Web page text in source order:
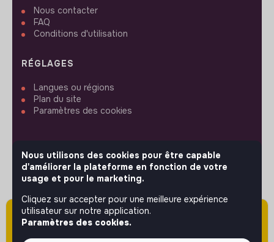
Attention cette annonce a été publiée il y a
plus de 60 jours (le 21/04/2026) et est sans
Nous contacter
FAQ
Conditions d'utilisation
RÉGLAGES
Langues ou régions
Plan du site
Paramètres des cookies
SUIVEZ-NOUS
© 2026 jobs that makesense.
Nous utilisons des cookies pour être capable
d'améliorer la plateforme en fonction de votre
usage et pour le marketing.
Cliquez sur accepter pour une meilleure expérience
utilisateur sur notre application.
Paramètres des cookies.